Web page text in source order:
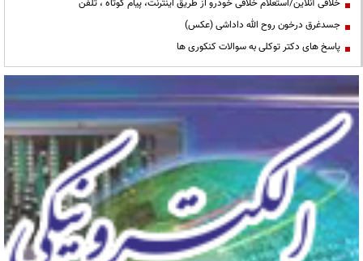
خلافی آنلاین/استعلام خلافی خودرو از طریق اینترنت، پیام کوتاه ، تلفن
جسدغرق درخون روح الله داداشی (عکس)
پاسخ های دکتر توکلی به سوالات کنکوری ها